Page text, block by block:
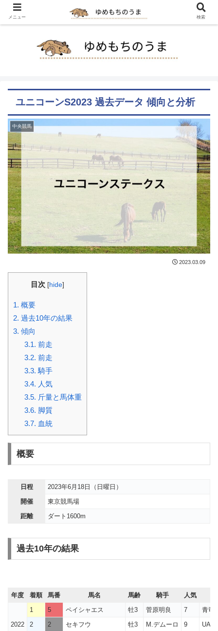
ユニコーンS2023 過去データ 傾向と分析
中央競馬
2023.03.09
目次 [hide]
1. 概要
2. 過去10年の結果
3. 傾向
3.1. 前走
3.2. 前走
3.3. 騎手
3.4. 人気
3.5. 斤量と馬体重
3.6. 脚質
3.7. 血統
概要
日程
2023年6月18日（日曜日）
開催
東京競馬場
距離
ダート1600m
過去10年の結果
年度 着順 馬番 馬名 馬齢 騎手 人気
2022
1 5 ペイシャエス 牡3 菅原明良 7
青竜
2
2 セキフウ 牡3 M.デムーロ 9
UA
メニュー 検索